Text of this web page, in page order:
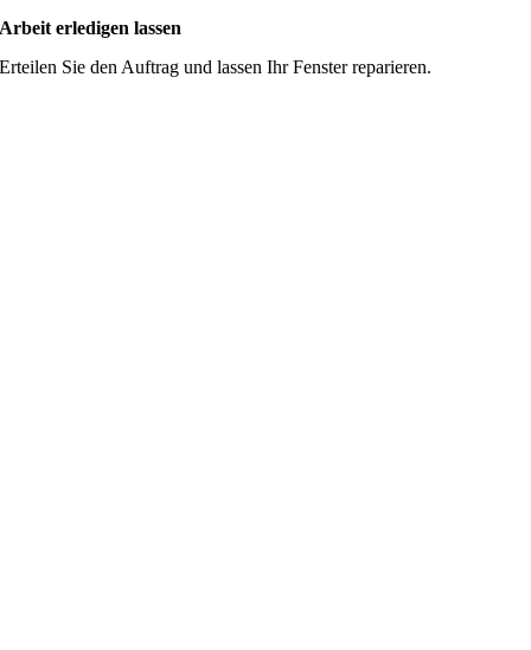
Arbeit erledigen lassen
Erteilen Sie den Auftrag und lassen Ihr Fenster reparieren.